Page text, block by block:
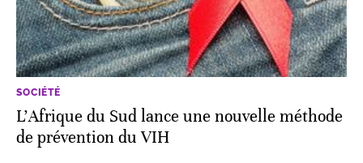
SOCIÉTÉ
L’Afrique du Sud lance une nouvelle méthode
de prévention du VIH